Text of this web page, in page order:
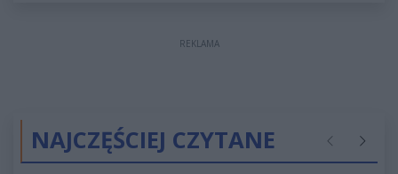
REKLAMA
NAJCZĘŚCIEJ CZYTANE Poprzednie